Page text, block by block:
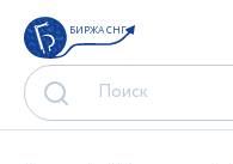
БИРЖА СНГ